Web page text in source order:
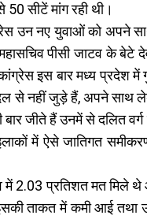
सीटें मांग रही थी।
उन नए युवाओं को अपने
पीसी जाटव के बेटे
इस बार मध्य प्रदेश में
से नहीं जुड़े हैं, अपने साथ
जीते हैं उनमें से दलित
में ऐसे जातिगत
में 2.03 प्रतिशत मत
ताकत में कमी आई तथा